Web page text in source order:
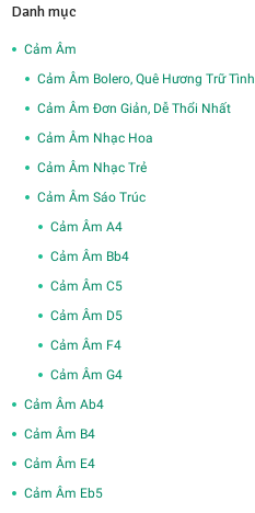
Danh mục
Cảm Âm
Cảm Âm Bolero, Quê Hương Trữ Tình
Cảm Âm Đơn Giản, Dễ Thổi Nhất
Cảm Âm Nhạc Hoa
Cảm Âm Nhạc Trẻ
Cảm Âm Sáo Trúc
Cảm Âm A4
Cảm Âm Bb4
Cảm Âm C5
Cảm Âm D5
Cảm Âm F4
Cảm Âm G4
Cảm Âm Ab4
Cảm Âm B4
Cảm Âm E4
Cảm Âm Eb5